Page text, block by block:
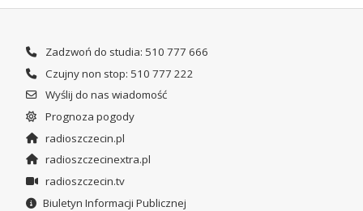
Zadzwoń do studia: 510 777 666
Czujny non stop: 510 777 222
Wyślij do nas wiadomość
Prognoza pogody
radioszczecin.pl
radioszczecinextra.pl
radioszczecin.tv
Biuletyn Informacji Publicznej